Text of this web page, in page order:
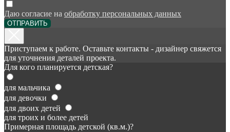
Даю согласие на обработку персональных данных
ОТПРАВИТЬ
Приступаем к работе. Оставьте контакты - дизайнер свяжется
для уточнения деталей проекта.
Для кого планируется детская?
для мальчика
для девочки
для двоих детей
для троих и более детей
Примерная площадь детской (кв.м.)?